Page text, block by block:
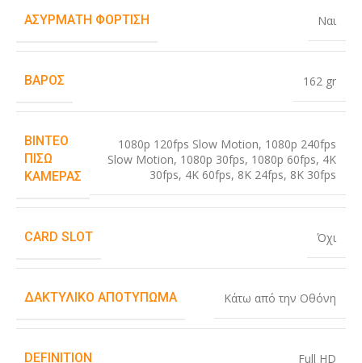
ΑΣΎΡΜΑΤΗ ΦΌΡΤΙΣΗ Ναι
ΒΆΡΟΣ 162 gr
ΒΊΝΤΕΟ
ΠΊΣΩ
ΚΆΜΕΡΑΣ
1080p 120fps Slow Motion, 1080p 240fps
Slow Motion, 1080p 30fps, 1080p 60fps, 4K
30fps, 4K 60fps, 8K 24fps, 8K 30fps
CARD SLOT Όχι
ΔΑΚΤΥΛΙΚΌ ΑΠΟΤΎΠΩΜΑ Κάτω από την Οθόνη
DEFINITION Full HD